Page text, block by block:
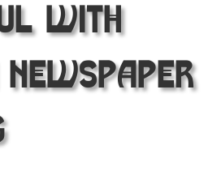
with